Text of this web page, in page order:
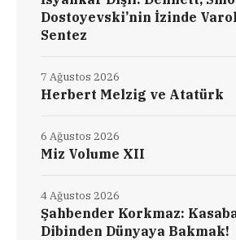
Dostoyevski’nin İzinde
Sentez
Herbert Melzig ve Atatürk
7 Ağustos 2026
Miz Volume XII
6 Ağustos 2026
Şahbender Korkmaz:
Dibinden Dünyaya Bakmak!
4 Ağustos 2026